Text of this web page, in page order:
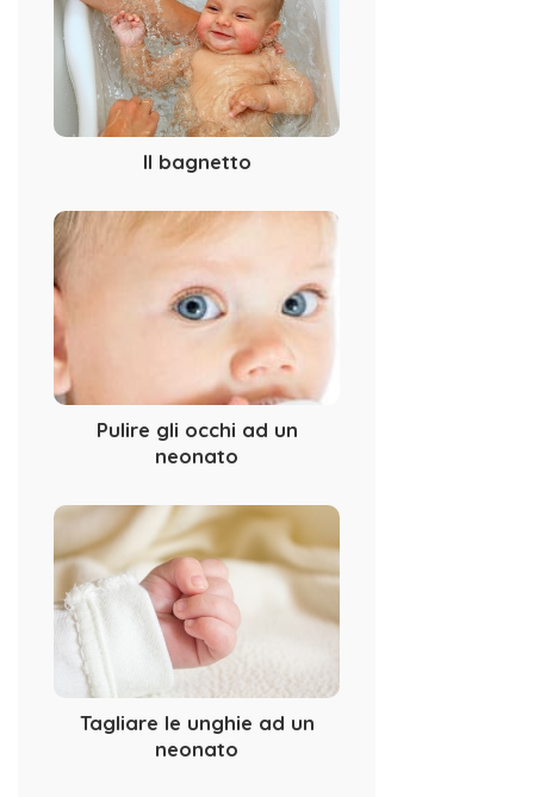
Il bagnetto
Pulire gli occhi ad un
neonato
Tagliare le unghie ad un
neonato